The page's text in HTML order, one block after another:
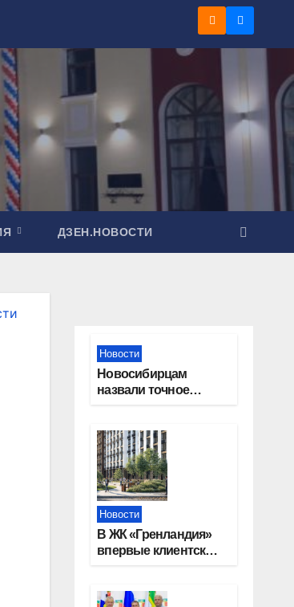
ДЗЕН.НОВОСТИ
Новости
Новосибирцам
назвали точное
праздники в 2027
году
Новости
В ЖК «Гренландия»
впервые клиентские
группы компаний